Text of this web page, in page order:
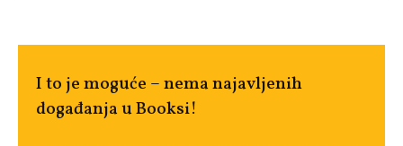
I to je moguće – nema najavljenih
događanja u Booksi!